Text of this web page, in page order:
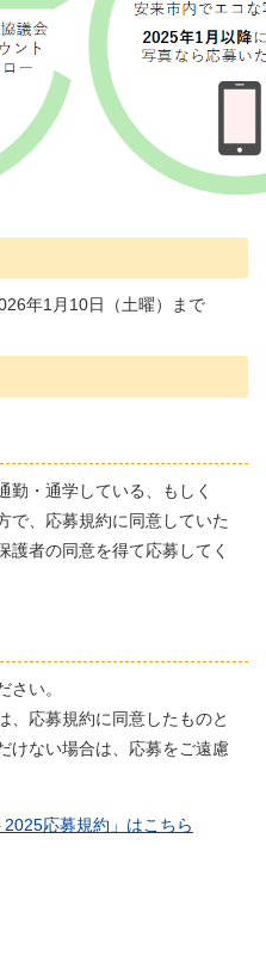
年1月10日（土曜）まで
勤・通学している、もしく
で、応募規約に同意していた
護者の同意を得て応募してく
さい。
、応募規約に同意したものと
けない場合は、応募をご遠慮
2025応募規約」はこちら